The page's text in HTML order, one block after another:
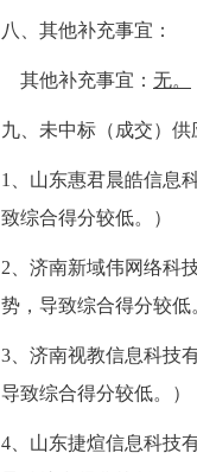
八、其他补充事宜：
其他补充事宜： 无。
九、未中标（成交）
1、山东惠君晨皓信息
致综合得分较低。）
2、济南新域伟网络科
势，导致综合得分较低
3、济南视教信息科技
导致综合得分较低。）
4、山东捷煊信息科技